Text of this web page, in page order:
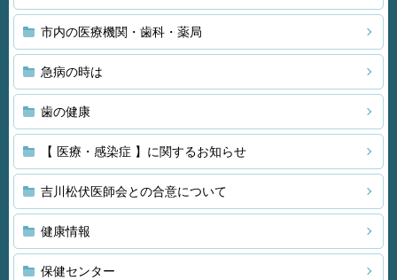
市内の医療機関・歯科・薬局
急病の時は
歯の健康
【 医療・感染症 】に関するお知らせ
吉川松伏医師会との合意について
健康情報
保健センター